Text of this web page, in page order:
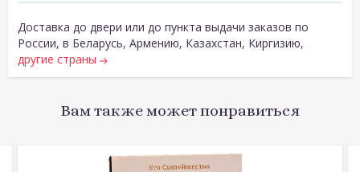
Доставка до двери или до пункта выдачи заказов по
России, в Беларусь, Армению, Казахстан, Киргизию,
другие страны
Вам также может понравиться